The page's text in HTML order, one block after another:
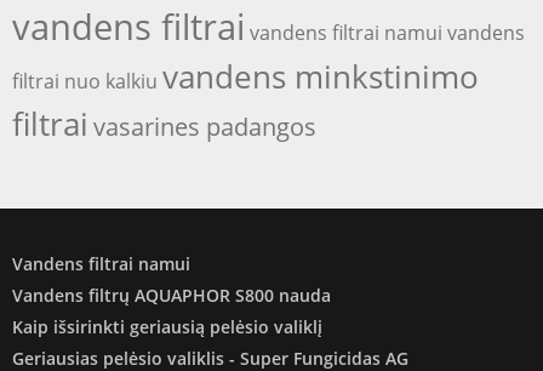
vandens filtrai vandens filtrai namui vandens
filtrai nuo kalkiu vandens minkstinimo
filtrai vasarines padangos
Vandens filtrai namui
Vandens filtrų AQUAPHOR S800 nauda
Kaip išsirinkti geriausią pelėsio valiklį
Geriausias pelėsio valiklis - Super Fungicidas AG